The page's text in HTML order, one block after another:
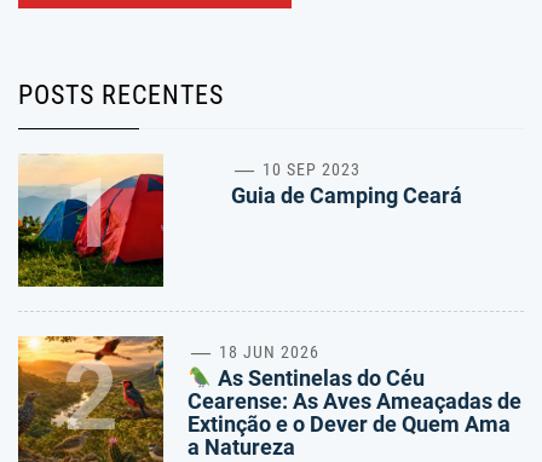
POSTS RECENTES
1 10 SEP 2023
Guia de Camping Ceará
2 18 JUN 2026
As Sentinelas do Céu
Cearense: As Aves Ameaçadas de
Extinção e o Dever de Quem Ama
a Natureza